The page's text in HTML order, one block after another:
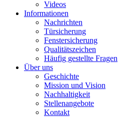
Videos
Informationen
Nachrichten
Türsicherung
Fenstersicherung
Qualitätszeichen
Häufig gestellte Fragen
Über uns
Geschichte
Mission und Vision
Nachhaltigkeit
Stellenangebote
Kontakt